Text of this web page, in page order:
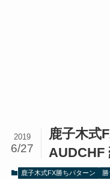
鹿子木式
AUDCHF
2019
6/27
鹿子木式FX勝ちパターン